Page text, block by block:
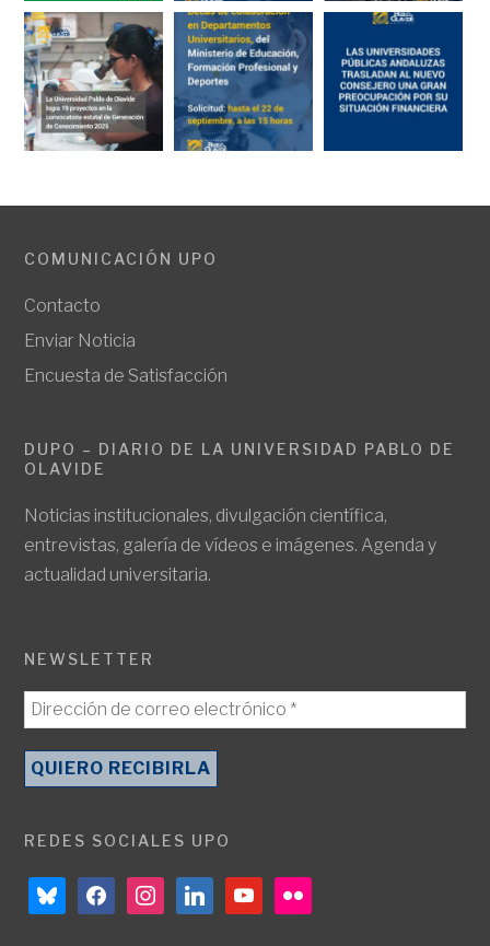
COMUNICACIÓN UPO
Contacto
Enviar Noticia
Encuesta de Satisfacción
DUPO – DIARIO DE LA UNIVERSIDAD PABLO DE
OLAVIDE
Noticias institucionales, divulgación científica,
entrevistas, galería de vídeos e imágenes. Agenda y
actualidad universitaria.
NEWSLETTER
REDES SOCIALES UPO
blueskyfacebookinstagramlinkedinyoutubeflickr